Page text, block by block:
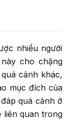
nhiều người
cho chặng
cảnh khác,
mục đích của
quá cảnh ở
liên quan trong